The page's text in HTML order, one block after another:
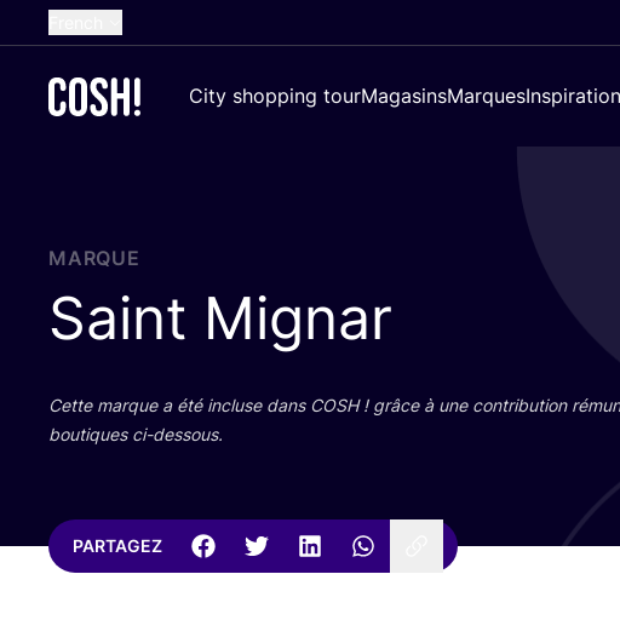
Dutch
Croatian
City shopping tourMagasinsMarquesInspiration
MARQUE
Saint Mignar
Cette marque a été incluse dans COSH! grâce à une contri­bu­tion
bou­tiques ci-dessous.
PARTAGEZ